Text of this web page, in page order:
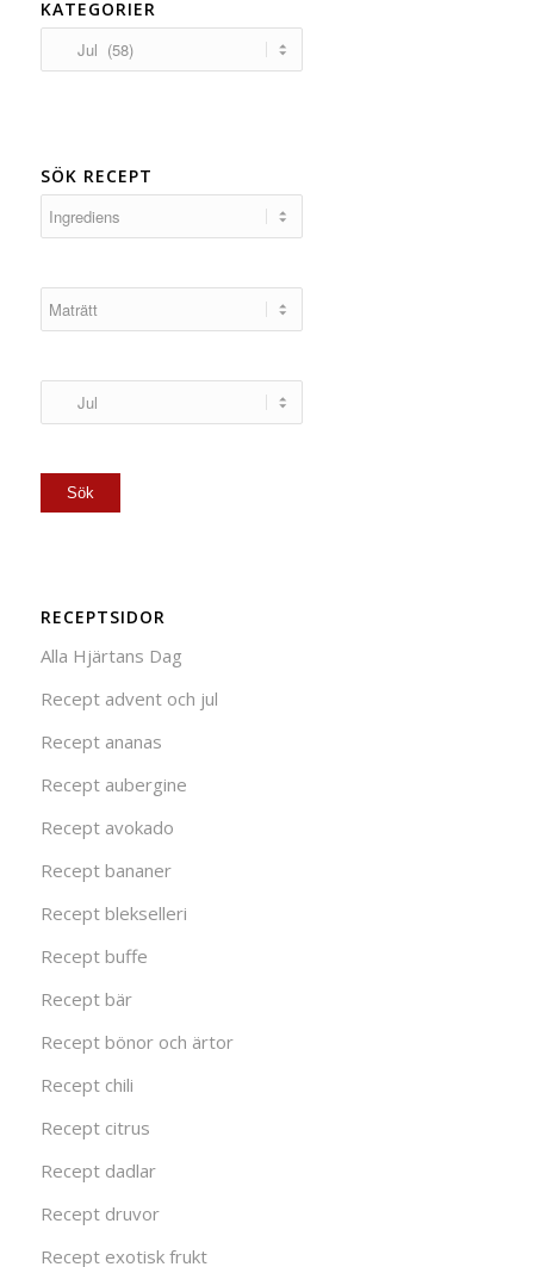
KATEGORIER
SÖK RECEPT
RECEPTSIDOR
Alla Hjärtans Dag
Recept advent och jul
Recept ananas
Recept aubergine
Recept avokado
Recept bananer
Recept blekselleri
Recept buffe
Recept bär
Recept bönor och ärtor
Recept chili
Recept citrus
Recept dadlar
Recept druvor
Recept exotisk frukt